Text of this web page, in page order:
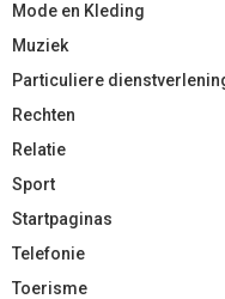
Mode en Kleding
Muziek
Particuliere
Rechten
Relatie
Sport
Startpaginas
Telefonie
Toerisme